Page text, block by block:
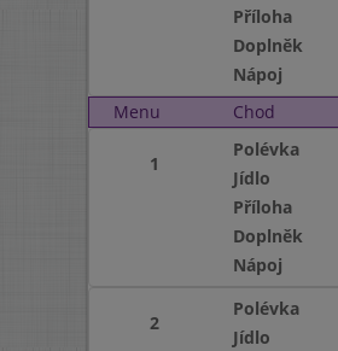
Příloha
Doplněk
Nápoj
Menu
Chod
1
Polévka
Jídlo
Příloha
Doplněk
Nápoj
2
Polévka
Jídlo